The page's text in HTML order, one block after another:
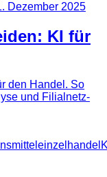
Dezember 2025
KI für
den Handel. So
und Filialnetz-